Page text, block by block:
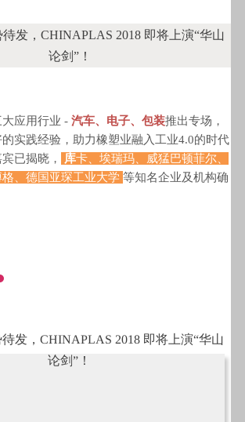
应用行业 - 汽车、电子、包装推出专场，
实践经验，助力橡塑业融入工业4.0的时代
已揭晓，
库卡、埃瑞玛、威猛巴顿菲尔、
、德国亚琛工业大学 等知名企业及机构确